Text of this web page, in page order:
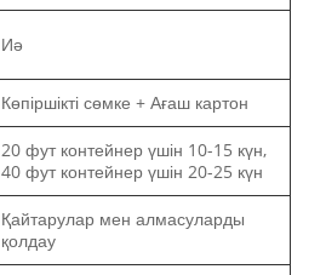
Иә
Көпіршікті сөмке + Ағаш картон
20 фут контейнер үшін 10-15 күн,
40 фут контейнер үшін 20-25 күн
Қайтарулар мен алмасуларды
қолдау